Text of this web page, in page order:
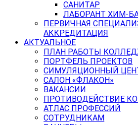
САНИТАР
ЛАБОРАНТ ХИМ-
ПЕРВИЧНАЯ
АККРЕДИТАЦИЯ
АКТУАЛЬНОЕ
ПЛАН РАБОТЫ
ПОРТФЕЛЬ ПРОЕКТОВ
СИМУЛЯЦИОННЫЙ
САЛОН «ФЛАКОН»
ВАКАНСИИ
ПРОТИВОДЕЙСТВИЕ
АТЛАС ПРОФЕССИЙ
СОТРУДНИКАМ